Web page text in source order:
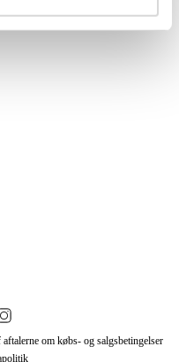
om købs- og salgsbetingelser